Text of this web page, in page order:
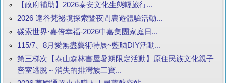
【政府補助】2026泰安文化生態輕旅行...
2026 達谷梵祕境探索暨夜間農遊體驗活動...
碳索世界·嘉倍幸福-2026中嘉集團家庭日...
115/7、8月愛無盡藝術特展~藍晒DIY活動...
第三梯次【泰山森林書屋暑期限定活動】原住民族文化親子
密室逃脫～消失的排灣族三寶...